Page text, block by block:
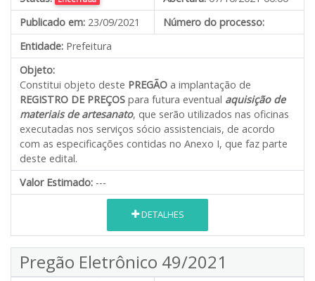
Publicado em: 23/09/2021
Número do processo:
Entidade: Prefeitura
Objeto:
Constitui objeto deste PREGÃO a implantação de
REGISTRO DE PREÇOS para futura eventual aquisição de
materiais de artesanato, que serão utilizados nas oficinas
executadas nos serviços sócio assistenciais, de acordo
com as especificações contidas no Anexo I, que faz parte
deste edital.
Valor Estimado: ---
DETALHES
Pregão Eletrônico 49/2021